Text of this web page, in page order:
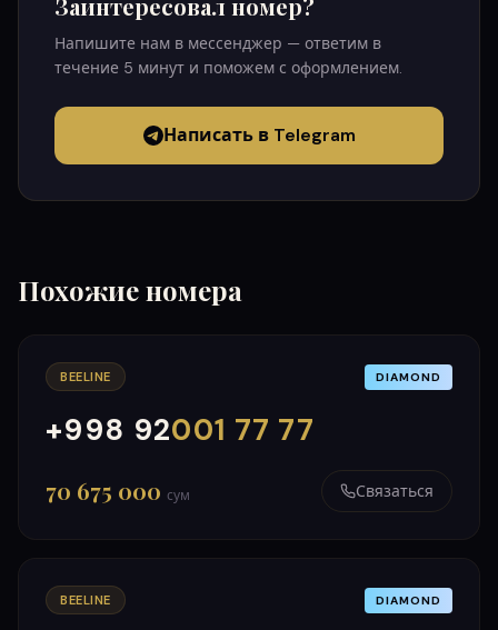
Заинтересовал номер?
Напишите нам в мессенджер — ответим в
течение 5 минут и поможем с оформлением.
Написать в Telegram
Похожие номера
BEELINE DIAMOND
+998 92001 77 77
000
999
70 675 000 сум Связаться
BEELINE DIAMOND